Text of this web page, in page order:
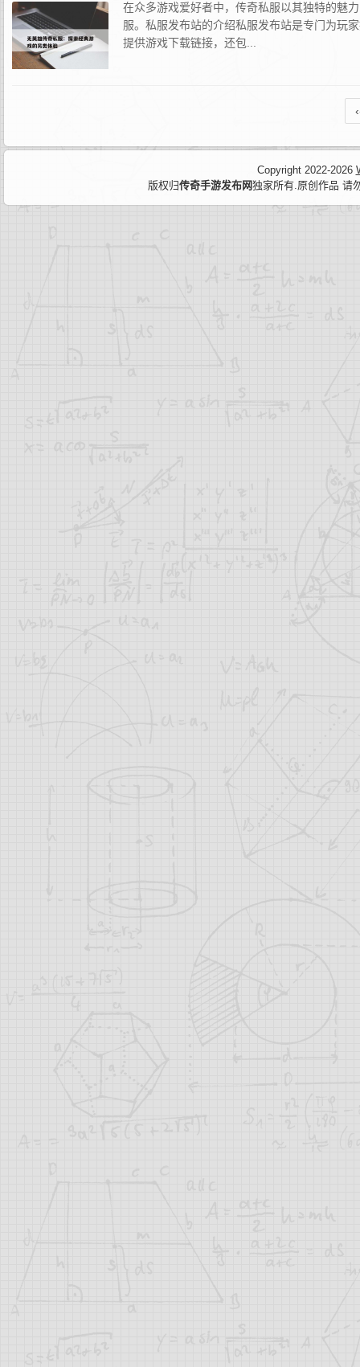
在众多游戏爱好者中，传奇私服以其独特的魅
服。私服发布站的介绍私服发布站是专门为玩
提供游戏下载链接，还包...
Copyright 2022-2026
版权归传奇手游发布网独家所有.原创作品 请